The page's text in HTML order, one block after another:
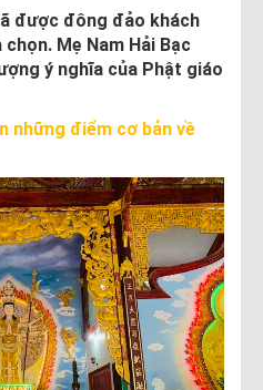
được đông đảo khách
Mẹ Nam Hải Bạc
ý nghĩa của Phật giáo
những điểm cơ bản về